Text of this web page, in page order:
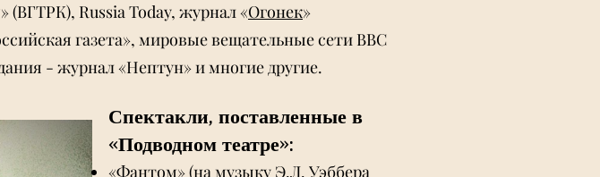
(ВГТРК), Russia Today, журнал «Огонек»
газета», мировые вещательные сети BBC
- журнал «Нептун» и многие другие.
Спектакли, поставленные в
«Подводном театре»:
«Фантом» (на музыку Э.Л. Уэббера